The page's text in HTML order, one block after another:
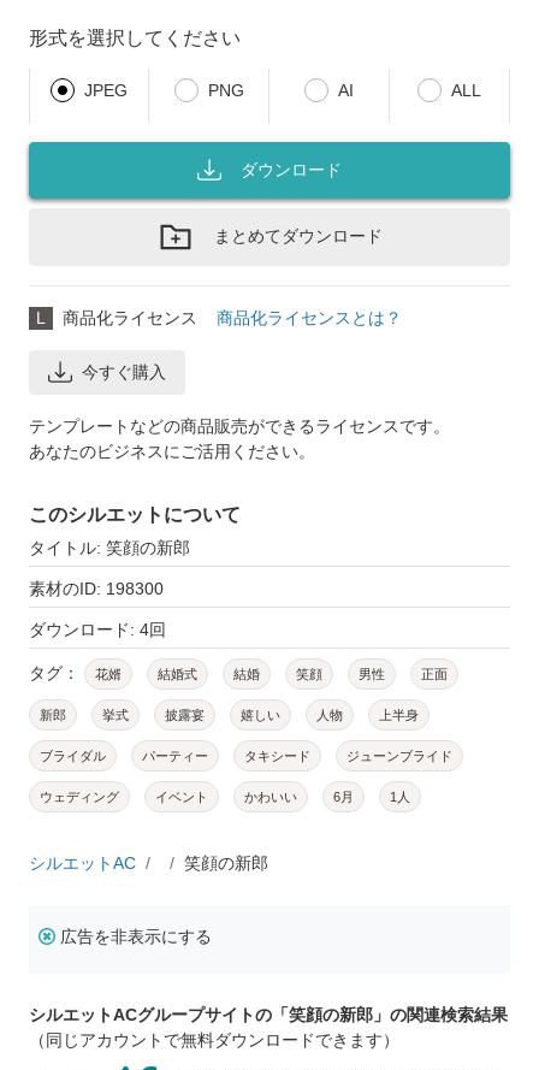
形式を選択してください
JPEG PNG AI ALL
ダウンロード
まとめてダウンロード
L 商品化ライセンス 商品化ライセンスとは？
今すぐ購入
テンプレートなどの商品販売ができるライセンスです。
あなたのビジネスにご活用ください。
このシルエットについて
タイトル: 笑顔の新郎
素材のID: 198300
ダウンロード: 4回
タグ： 花婿 結婚式 結婚 笑顔 男性 正面
新郎 挙式 披露宴 嬉しい 人物 上半身
ブライダル パーティー タキシード ジューンブライド
ウェディング イベント かわいい 6月 1人
シルエットAC 笑顔の新郎
広告を非表示にする
シルエットACグループサイトの「笑顔の新郎」の関連検索結果
（同じアカウントで無料ダウンロードできます）